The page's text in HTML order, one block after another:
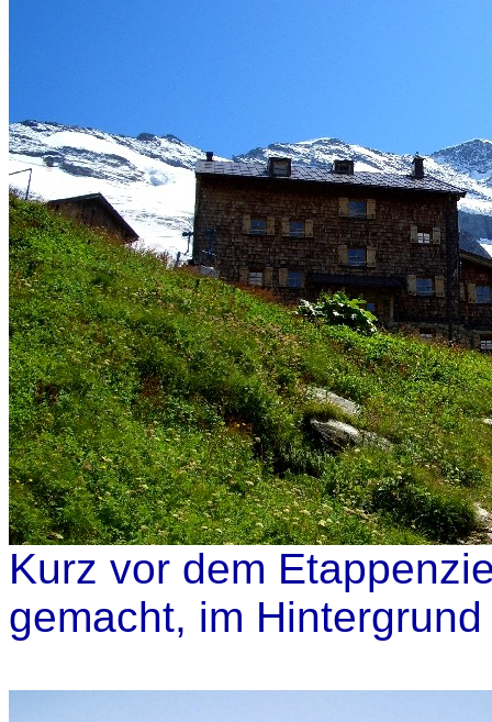
Kurz vor dem
gemacht, im